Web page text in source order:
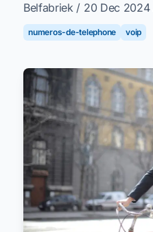
Belfabriek / 20 Dec 2024
numeros-de-telephone voip